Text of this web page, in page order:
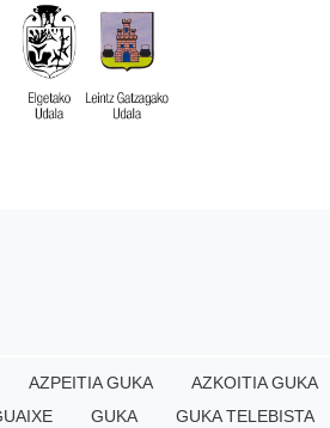
AZPEITIA GUKA AZKOITIA GUKA
GUKA GUKA TELEBISTA